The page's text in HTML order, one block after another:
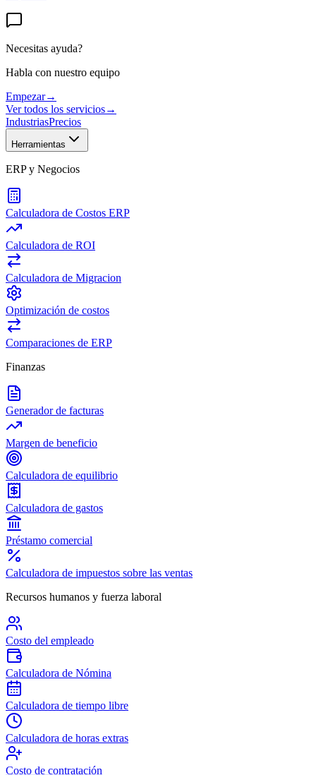
Necesitas ayuda?
Habla con nuestro equipo
Empezar→
Ver todos los servicios→
IndustriasPrecios
Herramientas
ERP y Negocios
Calculadora de Costos ERP
Calculadora de ROI
Calculadora de Migracion
Optimización de costos
Comparaciones de ERP
Finanzas
Generador de facturas
Margen de beneficio
Calculadora de equilibrio
Calculadora de gastos
Préstamo comercial
Calculadora de impuestos sobre las ventas
Recursos humanos y fuerza laboral
Costo del empleado
Calculadora de Nómina
Calculadora de tiempo libre
Calculadora de horas extras
Costo de contratación